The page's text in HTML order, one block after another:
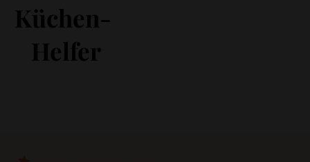
Küchen-
Helfer